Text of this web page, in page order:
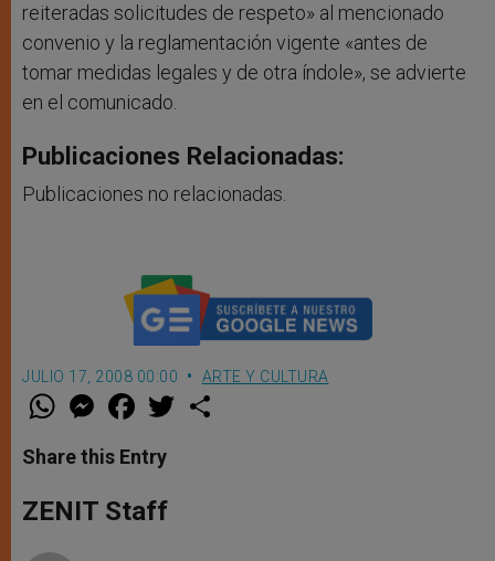
reiteradas solicitudes de respeto» al mencionado
convenio y la reglamentación vigente «antes de
tomar medidas legales y de otra índole», se advierte
en el comunicado.
Publicaciones Relacionadas:
Publicaciones no relacionadas.
JULIO 17, 2008 00:00 ARTE Y CULTURA
W
t
s
p
p
M
e
s
e
g
e
F
a
e
b
o
k
w
Share this Entry
ZENIT Staff